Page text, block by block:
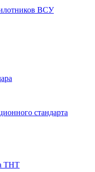
ВСУ
стандарта
ТНТ